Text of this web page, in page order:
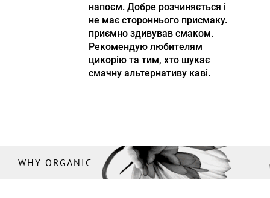
напоєм. Добре розчиняється і
не має стороннього присмаку.
приємно здивував смаком.
Рекомендую любителям
цикорію та тим, хто шукає
смачну альтернативу каві.
WHY ORGANIC